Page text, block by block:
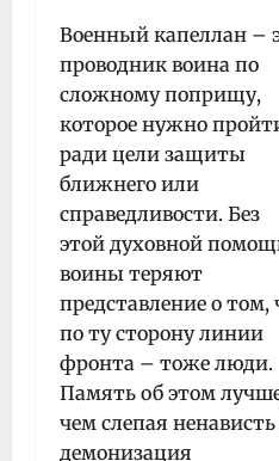
Военный капеллан –
проводник воина по
сложному поприщу,
которое нужно
ради цели защиты
ближнего или
справедливости. Без
этой духовной
воины теряют
представление о том,
по ту сторону линии
фронта – тоже люди.
Память об этом
чем слепая
демонизация